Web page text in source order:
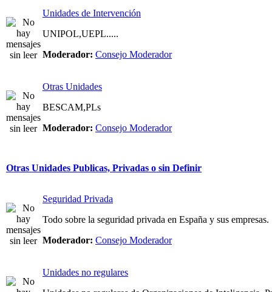
Unidades de Intervención
UNIPOL,UEPL.....
Moderador: Consejo Moderador
Otras Unidades
BESCAM,PLs
Moderador: Consejo Moderador
Otras Unidades Publicas, Privadas o sin Definir
Seguridad Privada
Todo sobre la seguridad privada en España y sus empresas.
Moderador: Consejo Moderador
Unidades no regulares